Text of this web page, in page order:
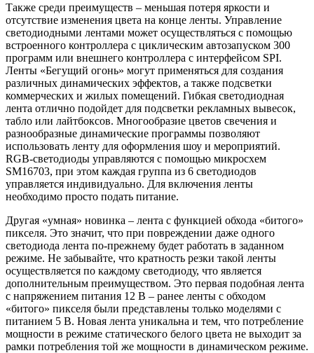
Также среди преимуществ – меньшая потеря яркости и
отсутствие изменения цвета на конце ленты. Управление
светодиодными лентами может осуществляться с помощью
встроенного контроллера с циклическим автозапуском 300
программ или внешнего контроллера с интерфейсом SPI.
Ленты «Бегущий огонь» могут применяться для создания
различных динамических эффектов, а также подсветки
коммерческих и жилых помещений. Гибкая светодиодная
лента отлично подойдет для подсветки рекламных вывесок,
табло или лайтбоксов. Многообразие цветов свечения и
разнообразные динамические программы позволяют
использовать ленту для оформления шоу и мероприятий.
RGB-светодиоды управляются с помощью микросхем
SM16703, при этом каждая группа из 6 светодиодов
управляется индивидуально. Для включения ленты
необходимо просто подать питание.
Другая «умная» новинка – лента с функцией обхода «битого»
пикселя. Это значит, что при повреждении даже одного
светодиода лента по-прежнему будет работать в заданном
режиме. Не забывайте, что кратность резки такой ленты
осуществляется по каждому светодиоду, что является
дополнительным преимуществом. Это первая подобная лента
с напряжением питания 12 В – ранее ленты с обходом
«битого» пикселя были представлены только моделями с
питанием 5 В. Новая лента уникальна и тем, что потребление
мощности в режиме статического белого цвета не выходит за
рамки потребления той же мощности в динамическом режиме.